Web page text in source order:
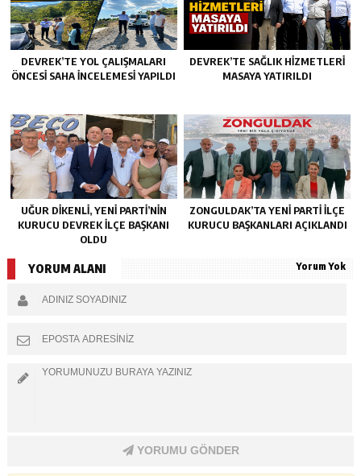
DEVREK’TE YOL ÇALIŞMALARI
ÖNCESI SAHA İNCELEMESI YAPILDI
DEVREK’TE SAĞLIK HIZMETLERI
MASAYA YATIRILDI
UĞUR DİKENLİ, YENİ PARTİ’NİN
KURUCU DEVREK İLÇE BAŞKANI
OLDU
ZONGULDAK’TA YENI PARTI İLÇE
KURUCU BAŞKANLARI AÇIKLANDI
YORUM ALANI Yorum Yok
YORUMU GÖNDER